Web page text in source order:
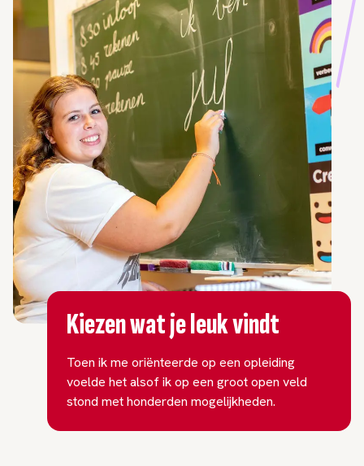
Kiezen wat je leuk vindt
Toen ik me oriënteerde op een opleiding
voelde het alsof ik op een groot open veld
stond met honderden mogelijkheden.